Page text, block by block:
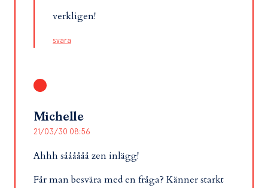
verkligen!
svara
Michelle
21/03/30 08:56
Ahhh såååååå zen inlägg!
Får man besvära med en fråga? Känner starkt